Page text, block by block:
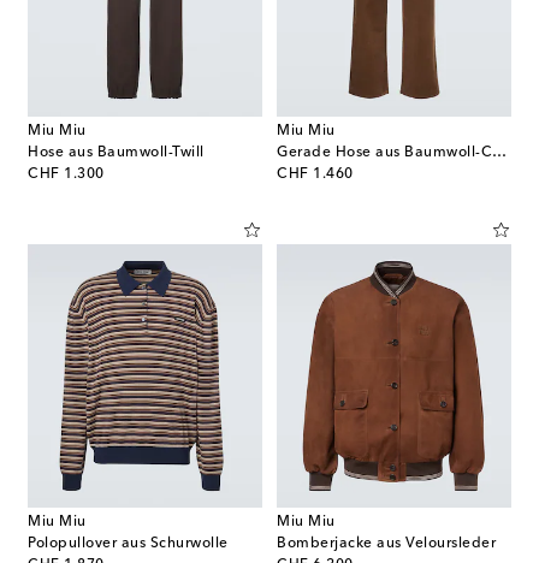
Miu Miu
Hose aus Baumwoll-Twill
CHF 1.300
original price
Miu Miu
Gerade Hose aus Baumwoll-Cord
CHF 1.460
original price
Miu Miu
Polopullover aus Schurwolle
Miu Miu
Bomberjacke aus Veloursleder